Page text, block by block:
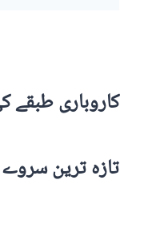
کاروباری
تازہ ترین